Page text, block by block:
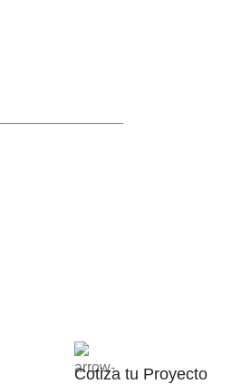
Cotiza tu Proyecto